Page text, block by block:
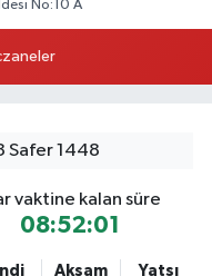
No:10 A
A
mevki, ECZANELER
Safer 1448
vaktine kalan süre
08:52:00
Akşam
Yatsı